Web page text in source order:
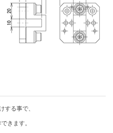
る事で、
ます。